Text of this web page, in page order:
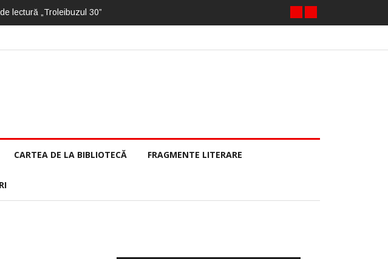
lectură „Troleibuzul 30”
CARTEA DE LA BIBLIOTECĂ FRAGMENTE LITERARE